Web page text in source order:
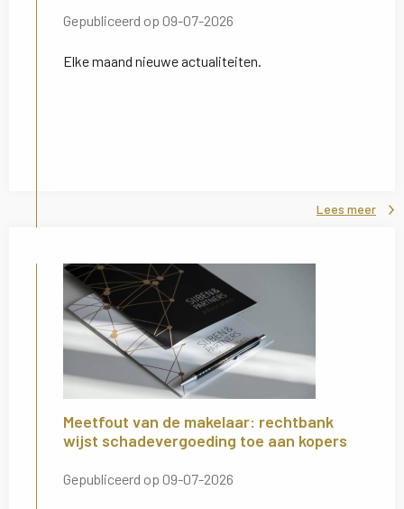
Gepubliceerd op 09-07-2026
Elke maand nieuwe actualiteiten.
Lees meer
Meetfout van de makelaar: rechtbank
wijst schadevergoeding toe aan kopers
Gepubliceerd op 09-07-2026